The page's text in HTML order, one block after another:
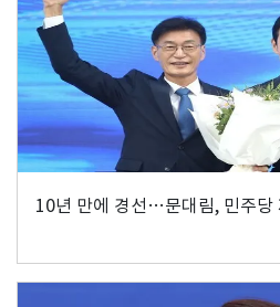
10년 만에 경선…문대림, 민주당